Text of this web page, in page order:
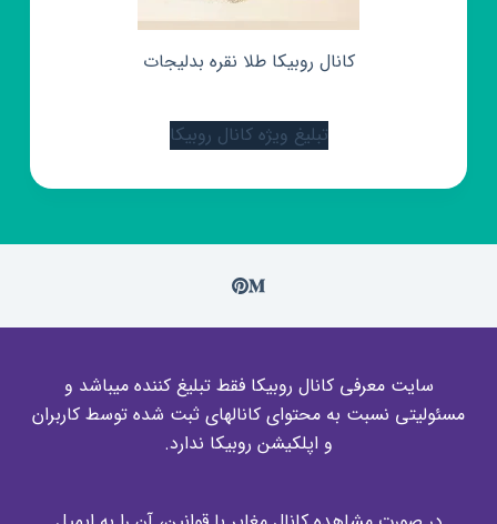
کانال روبیکا طلا نقره بدلیجات
تبلیغ ویژه کانال روبیکا
سایت معرفی کانال روبیکا فقط تبلیغ کننده میباشد و
مسئولیتی نسبت به محتوای کانالهای ثبت شده توسط کاربران
و اپلکیشن روبیکا ندارد.